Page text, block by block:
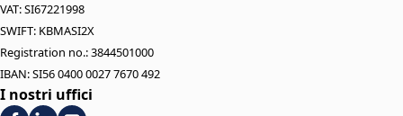
VAT: SI67221998
SWIFT: KBMASI2X
Registration no.: 3844501000
IBAN: SI56 0400 0027 7670 492
I nostri uffici